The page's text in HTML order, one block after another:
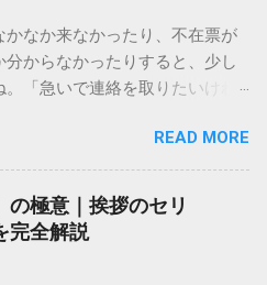
なか来なかったり、不在票が
からなかったりすると、少し
「急いで連絡を取りたいけれ
抱える方も多いはずです。 福山
強いかもしれませんが、個人
実しています。大切なのは、
選ぶことです。この記事で
への電話連絡、再配達の依頼
ずに解決できる方法を詳しく
READ MORE
極意｜挨拶のセリ
完全解説